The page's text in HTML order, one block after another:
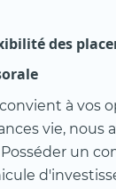
des
à vos
vie, nous
un